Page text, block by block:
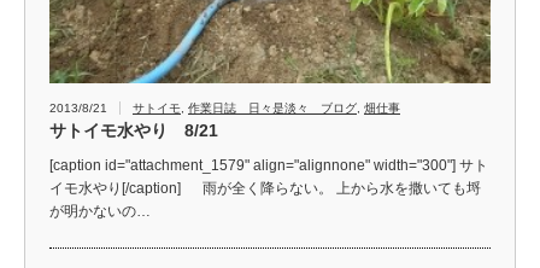
2013/8/21 サトイモ 作業日誌 日々是淡々 ブログ 畑仕事
サトイモ水やり 8/21
[caption id="attachment_1579" align="alignnone" width="300"] サト
イモ水やり[/caption] 雨が全く降らない。 上から水を撒いても埒
が明かないの…